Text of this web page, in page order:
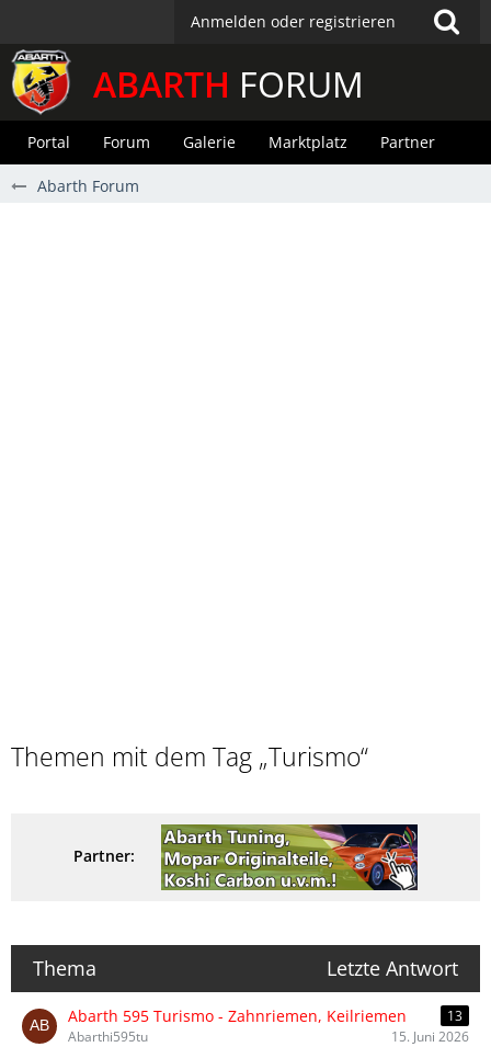
Anmelden oder registrieren
ABARTH FORUM
Portal Forum Galerie Marktplatz Partner
Abarth Forum
Themen mit dem Tag „Turismo“
Partner:
Thema Letzte Antwort
Abarth 595 Turismo - Zahnriemen, Keilriemen
13
Abarthi595tu
15. Juni 2026